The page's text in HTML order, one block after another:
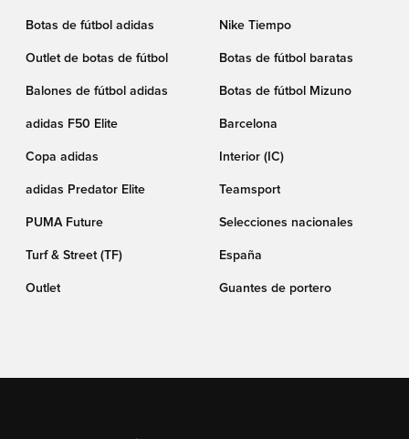
Botas de fútbol adidas Nike Tiempo
Outlet de botas de fútbol Botas de fútbol baratas
Balones de fútbol adidas Botas de fútbol Mizuno
adidas F50 Elite Barcelona
Copa adidas Interior (IC)
adidas Predator Elite Teamsport
PUMA Future Selecciones nacionales
Turf & Street (TF) España
Outlet Guantes de portero